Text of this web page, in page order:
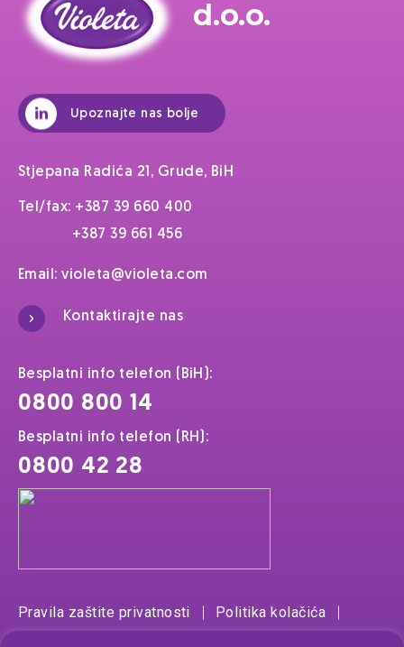
d.o.o.
Upoznajte nas bolje
Stjepana Radića 21, Grude, BiH
Tel/fax: +387 39 660 400
+387 39 661 456
Email:violeta@violeta.com
Kontaktirajte nas
Besplatni info telefon (BiH):
0800 800 14
Besplatni info telefon (RH):
0800 42 28
Pravila zaštite privatnosti
Politika kolačića